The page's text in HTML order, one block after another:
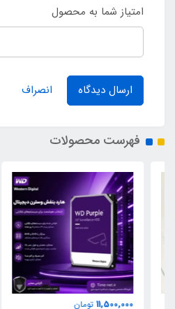
امتیاز شما به محصول
ارسال دیدگاه انصراف
فهرست محصولات
11,500,000 تومان